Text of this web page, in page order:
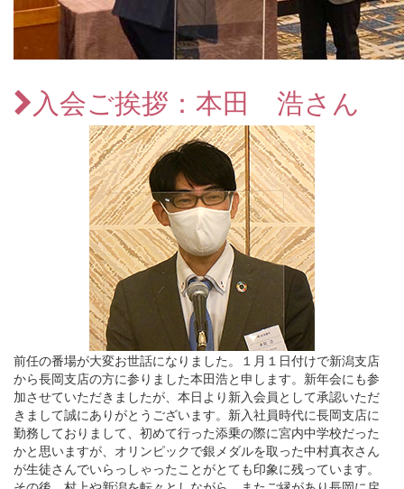
入会ご挨拶：本田 浩さん
前任の番場が大変お世話になりました。１月１日付けで新潟支店
から長岡支店の方に参りました本田浩と申します。新年会にも参
加させていただきましたが、本日より新入会員として承認いただ
きまして誠にありがとうございます。新入社員時代に長岡支店に
勤務しておりまして、初めて行った添乗の際に宮内中学校だった
かと思いますが、オリンピックで銀メダルを取った中村真衣さん
が生徒さんでいらっしゃったことがとても印象に残っています。